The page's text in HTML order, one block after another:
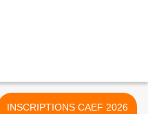
INSCRIPTIONS CAEF 2026